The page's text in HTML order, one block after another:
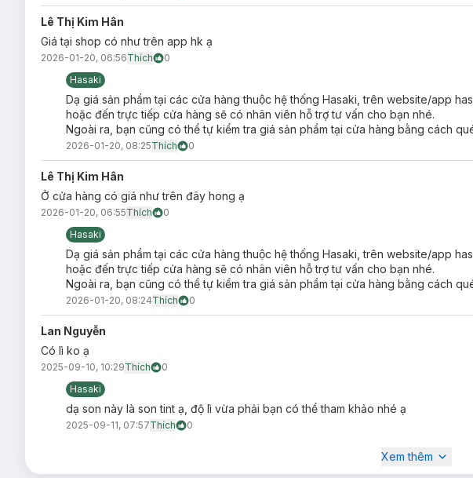
Hạn sử dụng:3 năm kể từ ngày sản xuất.
Lưu ý: Tác dụng có thể khác nhau tuỳ cơ địa của người dùng
Lê Thị Kim Hân
Giá tại shop có như trên app hk ạ
2026-01-20, 06:56Thích
0
Hasaki
Dạ giá sản phẩm tại các cửa hàng thuộc hệ thống Hasaki, trên website/app
hoặc đến trực tiếp cửa hàng sẽ có nhân viên hỗ trợ tư vấn cho bạn nhé.
Ngoài ra, bạn cũng có thể tự kiểm tra giá sản phẩm tại cửa hàng bằng cách
2026-01-20, 08:25Thích 0
Lê Thị Kim Hân
Ở cửa hàng có giá như trên đây hong ạ
2026-01-20, 06:55Thích
0
Hasaki
Dạ giá sản phẩm tại các cửa hàng thuộc hệ thống Hasaki, trên website/app
hoặc đến trực tiếp cửa hàng sẽ có nhân viên hỗ trợ tư vấn cho bạn nhé.
Ngoài ra, bạn cũng có thể tự kiểm tra giá sản phẩm tại cửa hàng bằng cách
2026-01-20, 08:24Thích 0
Lan Nguyễn
Có lì ko ạ
2025-09-10, 10:29Thích
0
Hasaki
dạ son này là son tint ạ, độ lì vừa phải bạn có thể tham khảo nhé ạ
2025-09-11, 07:57Thích 0
Xem thêm